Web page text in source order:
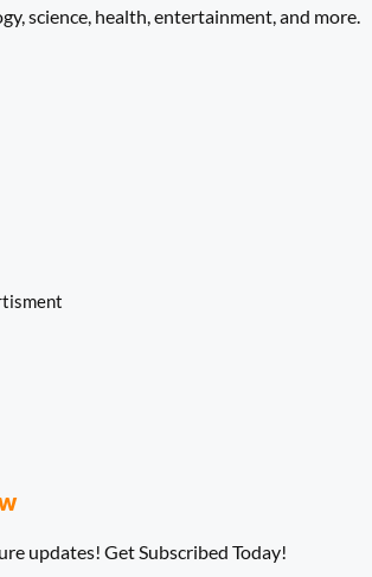
science, health, entertainment, and more.
updates! Get Subscribed Today!